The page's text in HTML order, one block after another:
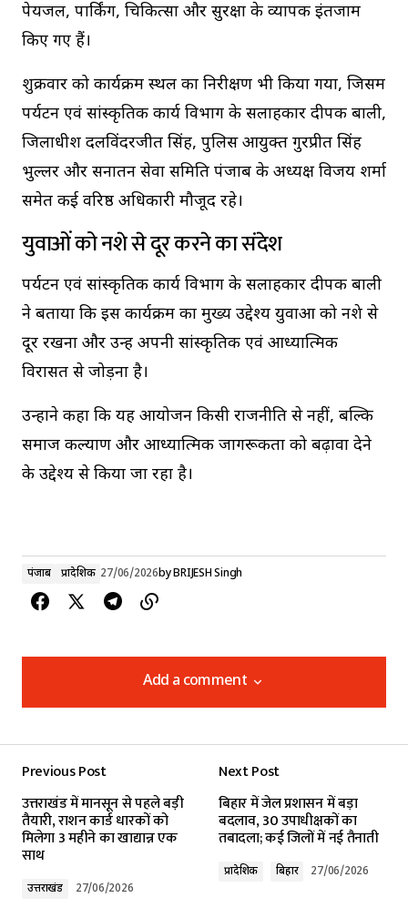
पेयजल, पार्किंग, चिकित्सा और सुरक्षा के व्यापक इंतजाम
किए गए हैं।
शुक्रवार को कार्यक्रम स्थल का निरीक्षण भी किया गया, जिसमें
पर्यटन एवं सांस्कृतिक कार्य विभाग के सलाहकार दीपक बाली,
जिलाधीश दलविंदरजीत सिंह, पुलिस आयुक्त गुरप्रीत सिंह
भुल्लर और सनातन सेवा समिति पंजाब के अध्यक्ष विजय शर्मा
समेत कई वरिष्ठ अधिकारी मौजूद रहे।
युवाओं को नशे से दूर करने का संदेश
पर्यटन एवं सांस्कृतिक कार्य विभाग के सलाहकार दीपक बाली
ने बताया कि इस कार्यक्रम का मुख्य उद्देश्य युवाओं को नशे से
दूर रखना और उन्हें अपनी सांस्कृतिक एवं आध्यात्मिक
विरासत से जोड़ना है।
उन्होंने कहा कि यह आयोजन किसी राजनीति से नहीं, बल्कि
समाज कल्याण और आध्यात्मिक जागरूकता को बढ़ावा देने
के उद्देश्य से किया जा रहा है।
पंजाब प्रादेशिक 27/06/2026byBRIJESH Singh
Add a comment
Add a comment
Required fields are marked*
Previous Post
उत्तराखंड में मानसून से पहले बड़ी
तैयारी, राशन कार्ड धारकों को
मिलेगा 3 महीने का खाद्यान्न एक
साथ
उत्तराखंड 27/06/2026
Next Post
बिहार में जेल प्रशासन में बड़ा
बदलाव, 30 उपाधीक्षकों का
तबादला; कई जिलों में नई तैनाती
प्रादेशिक बिहार 27/06/2026